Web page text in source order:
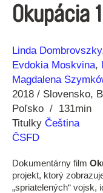
Okupácia
Réžia
Linda Dombrovszky
Evdokia Moskvina
Magdalena
Rok
výroby
2018 Slovensko
Poľsko
131min
Titulky Čeština
ČSFD
Dokumentárny film
projekt, ktorý
„spriatelených“ vojsk,